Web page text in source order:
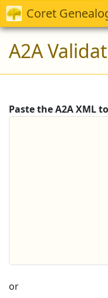
Coret
A2A
Paste the A2A XML
or